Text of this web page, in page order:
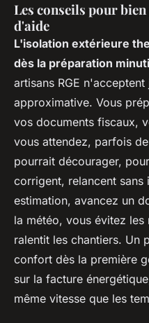
Les conseils pour
d'aide
L'isolation extérieure
dès la préparation
artisans RGE
approximative. Vous
vos documents fiscaux,
vous attendez, parfois
pourrait décourager,
corrigent, relancent sans
estimation, avancez un
la météo, vous évitez
ralentit les chantiers. Un
confort dès la première
sur la facture
même vitesse que les